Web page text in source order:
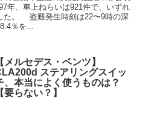
、車上ねらいは921件で、いずれ
た。 盗難発生時刻は22〜9時の深
％を...
【メルセデス・ベンツ】
ステアリングスイッ
、本当によく使うものは？
【要らない？】